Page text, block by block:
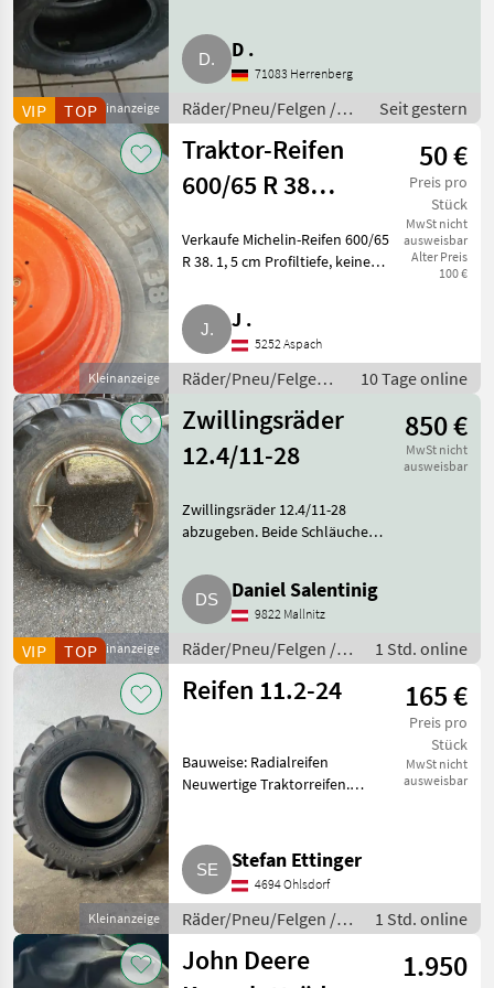
Kleinanzeige
VIP TOP
BKT 23 x 10.5-12 6 PR BKT TR-
315 TL Terra Traktorbereifung
für Kleintraktor
D .
71083 Herrenberg
Räder/Pneu/Felgen /
Traktorräder
Seit gestern
Kleinanzeige
Traktor-Reifen
600/65 R 38
50 €
Preis pro
Stück
MwSt nicht
ausweisbar
Alter Preis
100 €
Verkaufe Michelin-Reifen 600/65
R 38. 1, 5 cm Profiltiefe, keine
dicht, ohne Felgen.
Räder/Pneu/Felgen
Traktorräder
J .
5252 Aspach
Räder/Pneu/Felgen /
10 Tage online
Kleinanzeige
VIP TOP
Zwillingsräder
12.4/11-28
850 €
MwSt nicht
ausweisbar
Zwillingsräder 12.4/11-28
abzugeben. Beide Schläuche
Traktorräder
Daniel Salentinig
9822 Mallnitz
Räder/Pneu/Felgen /
Traktorräder
1 Std. online
Kleinanzeige
Reifen 11.2-24 165 €
Preis pro
Stück
MwSt nicht
ausweisbar
Bauweise: Radialreifen
Neuwertige Traktorreifen.
Stefan Ettinger
4694 Ohlsdorf
Räder/Pneu/Felgen /
Traktorräder
1 Std. online
John Deere
1.950